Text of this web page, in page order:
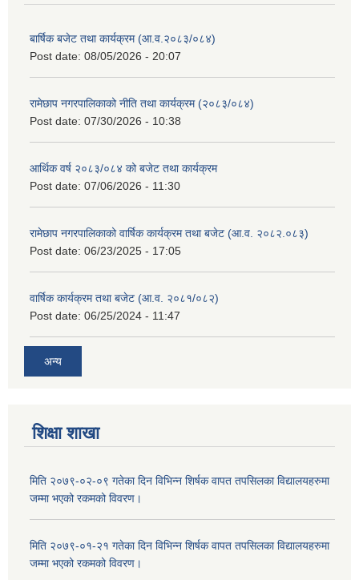
बार्षिक बजेट तथा कार्यक्रम (आ.व.२०८३/०८४)
Post date: 08/05/2026 - 20:07
रामेछाप नगरपालिकाको नीति तथा कार्यक्रम (२०८३/०८४)
Post date: 07/30/2026 - 10:38
आर्थिक वर्ष २०८३/०८४ को बजेट तथा कार्यक्रम
Post date: 07/06/2026 - 11:30
रामेछाप नगरपालिकाको वार्षिक कार्यक्रम तथा बजेट (आ.व. २०८२.०८३)
Post date: 06/23/2025 - 17:05
वार्षिक कार्यक्रम तथा बजेट (आ.व. २०८१/०८२)
Post date: 06/25/2024 - 11:47
अन्य
शिक्षा शाखा
मिति २०७९-०२-०९ गतेका दिन विभिन्न शिर्षक वापत तपसिलका विद्यालयहरुमा
जम्मा भएको रकमको विवरण।
मिति २०७९-०१-२१ गतेका दिन विभिन्न शिर्षक वापत तपसिलका विद्यालयहरुमा
जम्मा भएको रकमको विवरण।